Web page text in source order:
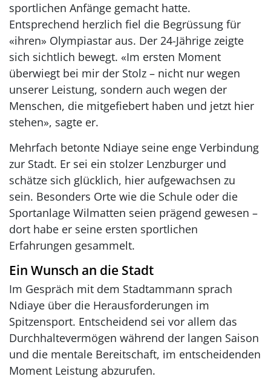
sportlichen Anfänge gemacht hatte.
Entsprechend herzlich fiel die Begrüssung für
«ihren» Olympiastar aus. Der 24-Jährige zeigte
sich sichtlich bewegt. «Im ersten Moment
überwiegt bei mir der Stolz – nicht nur wegen
unserer Leistung, sondern auch wegen der
Menschen, die mitgefiebert haben und jetzt hier
stehen», sagte er.
Mehrfach betonte Ndiaye seine enge Verbindung
zur Stadt. Er sei ein stolzer Lenzburger und
schätze sich glücklich, hier aufgewachsen zu
sein. Besonders Orte wie die Schule oder die
Sportanlage Wilmatten seien prägend gewesen –
dort habe er seine ersten sportlichen
Erfahrungen gesammelt.
Ein Wunsch an die Stadt
Im Gespräch mit dem Stadtammann sprach
Ndiaye über die Herausforderungen im
Spitzensport. Entscheidend sei vor allem das
Durchhaltevermögen während der langen Saison
und die mentale Bereitschaft, im entscheidenden
Moment Leistung abzurufen.